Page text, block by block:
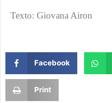
Texto: Giovana Airon
Facebook
Print